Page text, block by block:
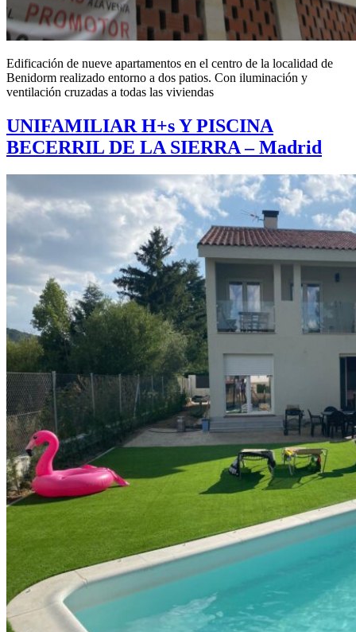
Edificación de nueve apartamentos en el centro de la localidad de
Benidorm realizado entorno a dos patios. Con iluminación y
ventilación cruzadas a todas las viviendas
UNIFAMILIAR H+s Y PISCINA
BECERRIL DE LA SIERRA – Madrid